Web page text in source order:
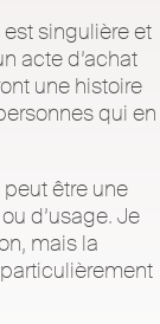
est singulière et
acte d’achat
une histoire
qui en
peut être une
d’usage. Je
mais la